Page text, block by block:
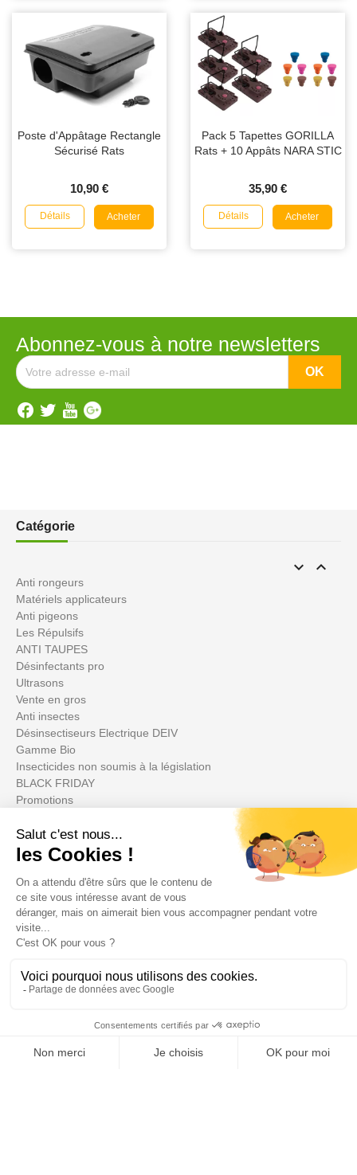
Poste d'Appâtage Rectangle
Sécurisé Rats
10,90 €
Détails Acheter
Pack 5 Tapettes GORILLA
Rats + 10 Appâts NARA STIC
35,90 €
Détails Acheter
Abonnez-vous à notre newsletters
Catégorie
 
Anti rongeurs
Matériels applicateurs
Anti pigeons
Les Répulsifs
ANTI TAUPES
Désinfectants pro
Ultrasons
Vente en gros
Anti insectes
Désinsectiseurs Electrique DEIV
Gamme Bio
Insecticides non soumis à la législation
BLACK FRIDAY
Promotions
Votre compte
Informations
